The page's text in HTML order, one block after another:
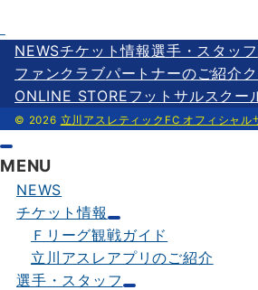
NEWSチケット情報選手・スタッフ
ファンクラブパートナーのご紹介
ONLINE STOREフットサルスクー
© 2026 立川アスレティックFC オフィシャル
MENU
NEWS
チケット情報
Ｆリーグ観戦ガイド
立川アスレアプリのご紹介
選手・スタッフ